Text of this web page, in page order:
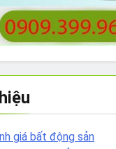
giá bất động sản